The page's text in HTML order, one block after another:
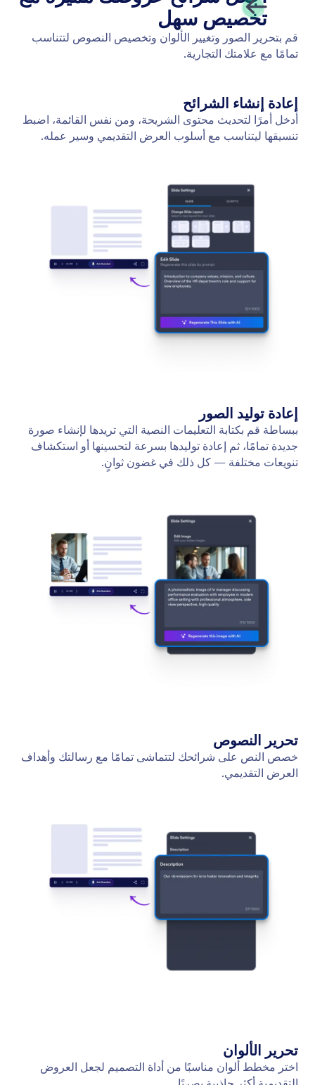
تخصيص سهل
قم بتحرير الصور وتغيير الألوان وتخصيص النصوص لتتناسب
تمامًا مع علامتك التجارية.
إعادة إنشاء الشرائح
أدخل أمرًا لتحديث محتوى الشريحة، ومن نفس القائمة، اضبط
تنسيقها ليتناسب مع أسلوب العرض التقديمي وسير عمله.
إعادة توليد الصور
ببساطة قم بكتابة التعليمات النصية التي تريدها لإنشاء صورة
جديدة تمامًا، ثم إعادة توليدها بسرعة لتحسينها أو استكشاف
تنويعات مختلفة — كل ذلك في غضون ثوانٍ.
تحرير النصوص
خصص النص على شرائحك لتتماشى تمامًا مع رسالتك وأهداف
العرض التقديمي.
تحرير الألوان
اختر مخطط ألوان مناسبًا من أداة التصميم لجعل العروض